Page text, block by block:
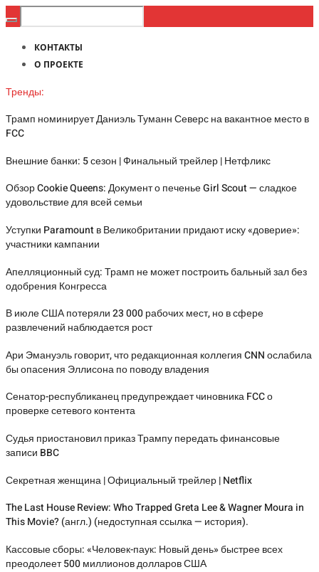
КОНТАКТЫ
О ПРОЕКТЕ
Тренды:
Трамп номинирует Даниэль Туманн Северс на вакантное место в
FCC
Внешние банки: 5 сезон | Финальный трейлер | Нетфликс
Обзор Cookie Queens: Документ о печенье Girl Scout — сладкое
удовольствие для всей семьи
Уступки Paramount в Великобритании придают иску «доверие»:
участники кампании
Апелляционный суд: Трамп не может построить бальный зал без
одобрения Конгресса
В июле США потеряли 23 000 рабочих мест, но в сфере
развлечений наблюдается рост
Ари Эмануэль говорит, что редакционная коллегия CNN ослабила
бы опасения Эллисона по поводу владения
Сенатор-республиканец предупреждает чиновника FCC о
проверке сетевого контента
Судья приостановил приказ Трампу передать финансовые
записи BBC
Секретная женщина | Официальный трейлер | Netflix
The Last House Review: Who Trapped Greta Lee & Wagner Moura in
This Movie? (англ.) (недоступная ссылка — история).
Кассовые сборы: «Человек-паук: Новый день» быстрее всех
преодолеет 500 миллионов долларов США